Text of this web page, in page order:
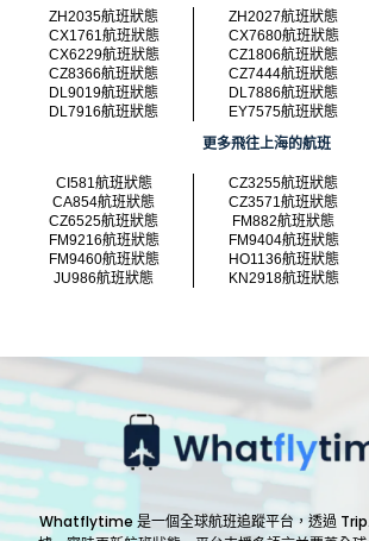
ZH2035航班狀態
ZH2027航班狀態
CX1761航班狀態
CX7680航班狀態
CX6229航班狀態
CZ1806航班狀態
CZ8366航班狀態
CZ7444航班狀態
DL9019航班狀態
DL7886航班狀態
DL7916航班狀態
EY7575航班狀態
更多飛往上海的航班
CI581航班狀態
CZ3255航班狀態
CA854航班狀態
CZ3571航班狀態
CZ6525航班狀態
FM882航班狀態
FM9216航班狀態
FM9404航班狀態
FM9460航班狀態
HO1136航班狀態
JU986航班狀態
KN2918航班狀態
Whatflytime 是一個全球航班追蹤平台，透過